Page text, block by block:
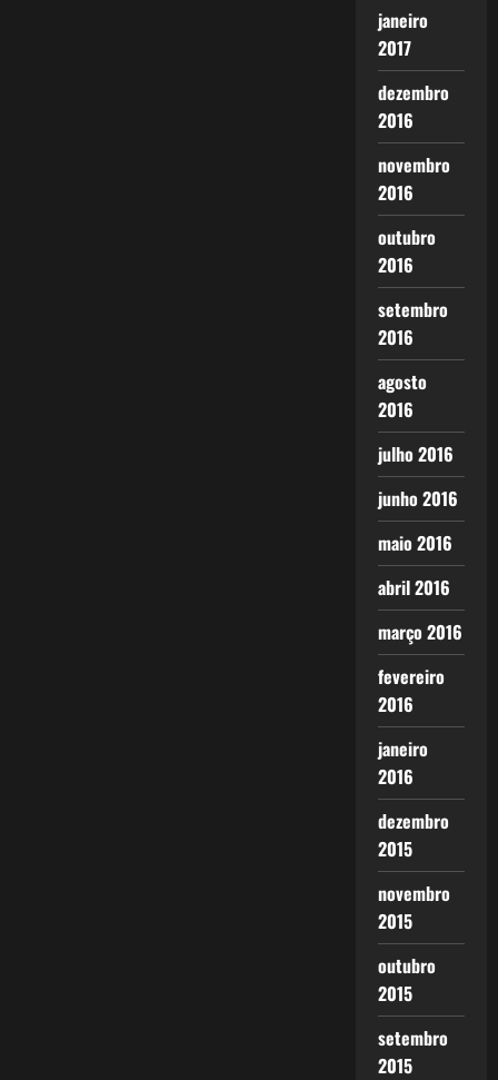
janeiro
2017
dezembro
2016
novembro
2016
outubro
2016
setembro
2016
agosto
2016
julho 2016
junho 2016
maio 2016
abril 2016
março 2016
fevereiro
2016
janeiro
2016
dezembro
2015
novembro
2015
outubro
2015
setembro
2015